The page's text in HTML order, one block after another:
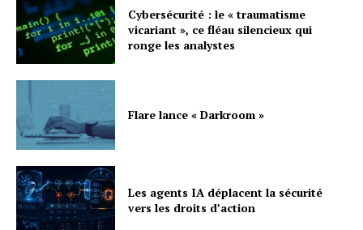
Cybersécurité : le « traumatisme
vicariant », ce fléau silencieux qui
ronge les analystes
Flare lance « Darkroom »
Les agents IA déplacent la sécurité
vers les droits d’action